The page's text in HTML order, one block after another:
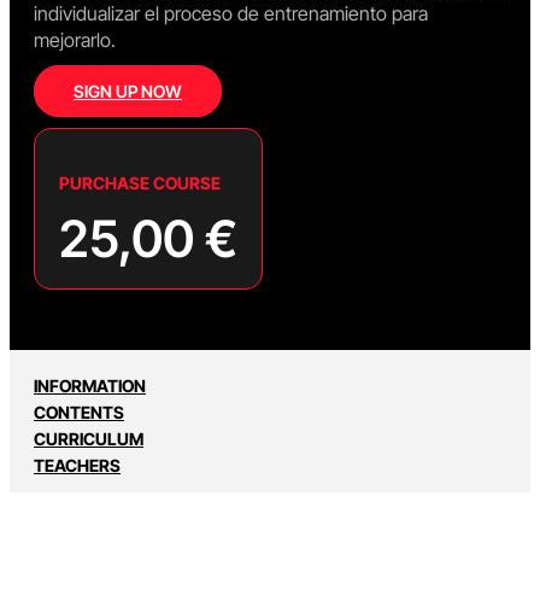
individualizar el proceso de entrenamiento para
mejorarlo.
SIGN UP NOW
PURCHASE COURSE
25,00€
INFORMATION
CONTENTS
CURRICULUM
TEACHERS